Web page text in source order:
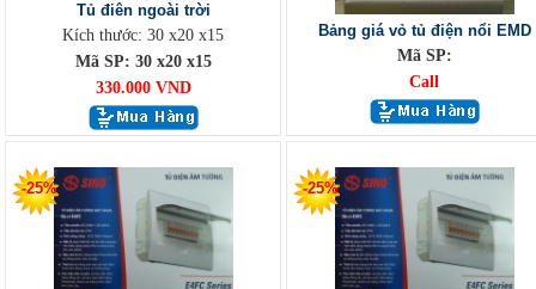
Tủ điên ngoài trời
Kích thước: 30 x20 x15
Mã SP: 30 x20 x15
330.000 VND
Bảng giá vỏ tủ điện nổi EMD
Mã SP:
Call
-25% -25%